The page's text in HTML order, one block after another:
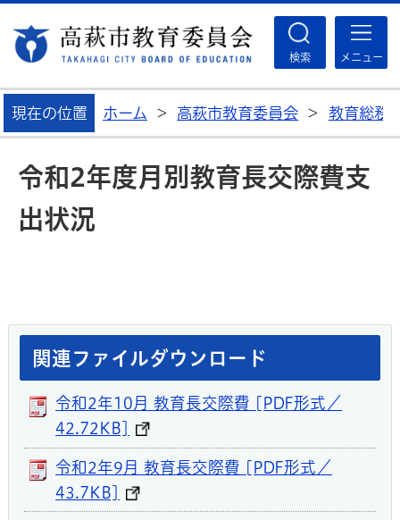
検索 メニュー
現在の位置 ホーム > 高萩市教育委員会 > 教育総務
令和2年度月別教育長交際費支
出状況
関連ファイルダウンロード
令和2年10月 教育長交際費 [PDF形式／
42.72KB]
令和2年9月 教育長交際費 [PDF形式／
43.7KB]